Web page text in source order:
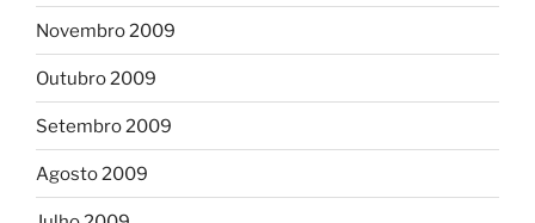
Novembro 2009
Outubro 2009
Setembro 2009
Agosto 2009